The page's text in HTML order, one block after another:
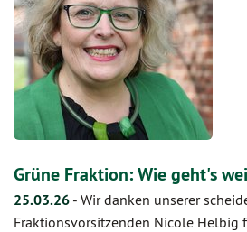
Grüne Fraktion: Wie geht's
25.03.26 - Wir danken unserer
Fraktionsvorsitzenden Nicole Helbig